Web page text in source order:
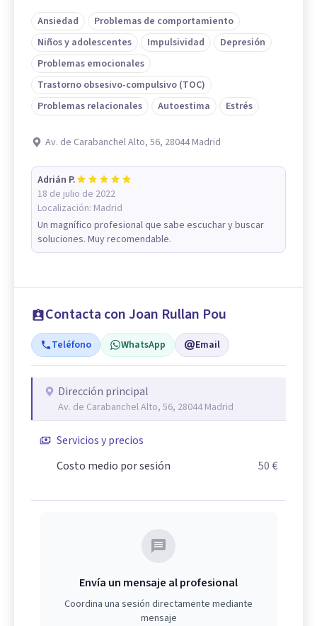
Ansiedad
Problemas de comportamiento
Niños y adolescentes
Impulsividad
Depresión
Problemas emocionales
Trastorno obsesivo-compulsivo (TOC)
Problemas relacionales
Autoestima Estrés
Av. de Carabanchel Alto, 56, 28044 Madrid
Adrián P.
18 de julio de 2022
Localización: Madrid
Un magnífico profesional que sabe escuchar y buscar
soluciones. Muy recomendable.
Contacta con Joan Rullan Pou
Teléfono WhatsApp Email
Dirección principal
Av. de Carabanchel Alto, 56, 28044 Madrid
Servicios y precios
Costo medio por sesión
50 €
Envía un mensaje al profesional
Coordina una sesión directamente mediante
mensaje